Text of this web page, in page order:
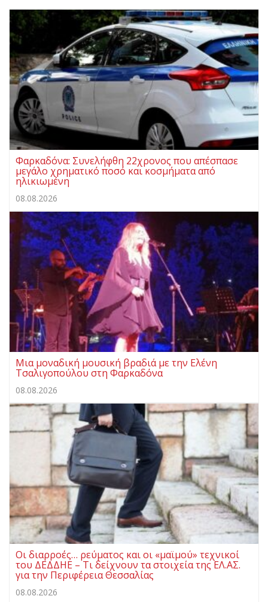
Φαρκαδόνα: Συνελήφθη 22χρονος που απέσπασε
μεγάλο χρηματικό ποσό και κοσμήματα από
ηλικιωμένη
08.08.2026
Μια μοναδική μουσική βραδιά με την Ελένη
Τσαλιγοπούλου στη Φαρκαδόνα
08.08.2026
Οι διαρροές… ρεύματος και οι «μαϊμού» τεχνικοί
του ΔΕΔΔΗΕ – Τι δείχνουν τα στοιχεία της ΕΛ.ΑΣ.
για την Περιφέρεια Θεσσαλίας
08.08.2026